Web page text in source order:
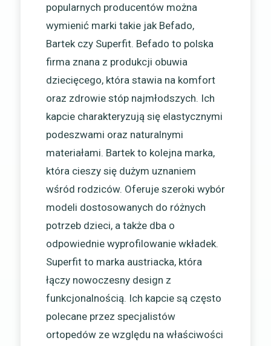
popularnych producentów można
wymienić marki takie jak Befado,
Bartek czy Superfit. Befado to polska
firma znana z produkcji obuwia
dziecięcego, która stawia na komfort
oraz zdrowie stóp najmłodszych. Ich
kapcie charakteryzują się elastycznymi
podeszwami oraz naturalnymi
materiałami. Bartek to kolejna marka,
która cieszy się dużym uznaniem
wśród rodziców. Oferuje szeroki wybór
modeli dostosowanych do różnych
potrzeb dzieci, a także dba o
odpowiednie wyprofilowanie wkładek.
Superfit to marka austriacka, która
łączy nowoczesny design z
funkcjonalnością. Ich kapcie są często
polecane przez specjalistów
ortopedów ze względu na właściwości